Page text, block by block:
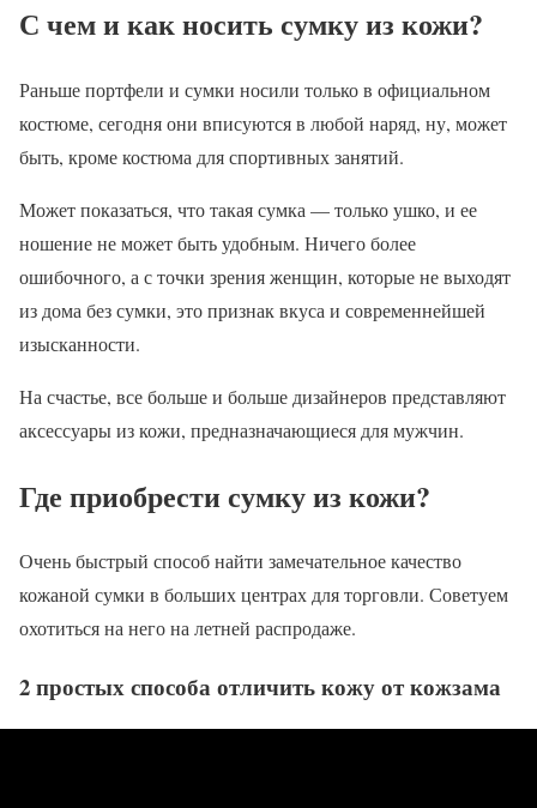
С чем и как носить сумку из кожи?
Раньше портфели и сумки носили только в официальном
костюме, сегодня они вписуются в любой наряд, ну, может
быть, кроме костюма для спортивных занятий.
Может показаться, что такая сумка — только ушко, и ее
ношение не может быть удобным. Ничего более
ошибочного, а с точки зрения женщин, которые не выходят
из дома без сумки, это признак вкуса и современнейшей
изысканности.
На счастье, все больше и больше дизайнеров представляют
аксессуары из кожи, предназначающиеся для мужчин.
Где приобрести сумку из кожи?
Очень быстрый способ найти замечательное качество
кожаной сумки в больших центрах для торговли. Советуем
охотиться на него на летней распродаже.
2 простых способа отличить кожу от кожзама